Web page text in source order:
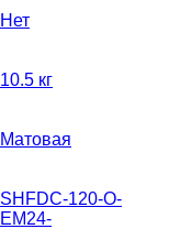
Нет
10.5 кг
Матовая
SHFDC-120-O-
EM24-